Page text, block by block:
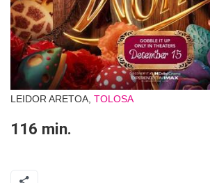
LEIDOR ARETOA, TOLOSA
116 min.